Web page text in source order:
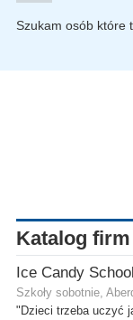
Szukam osób które
Katalog
Ice Candy School
Szkoły sobotnie,
"Dzieci trzeba uczyć